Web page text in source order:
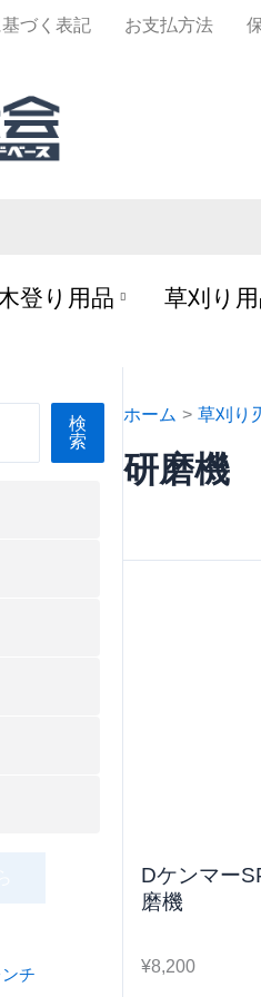
づく表記 お支払方法
登り用品 草刈り
検
索
チ
ホーム 草刈り
研磨機
Dケンマー
磨機
¥8,200